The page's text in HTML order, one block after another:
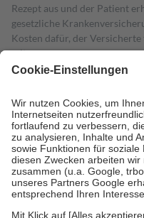
Rezept aus und der Patient
gesetzliche
Kosten dafür, der
mit.
Grundsätzlich leisten
höchstens zehn Euro.
Es
Kosten der Leistung zu
Diese Regeln gelten
Bei Heilmitteln und
Zuzahlung zehn Prozent der
Verordnung.
Um das Engagement der
stärken und die besondere